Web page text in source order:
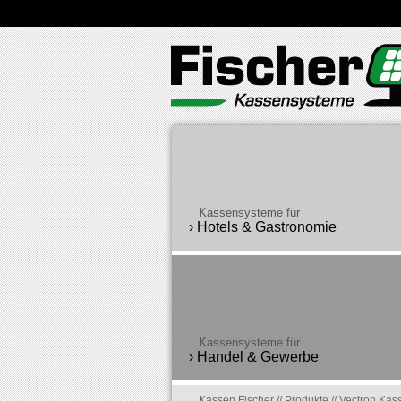
Kassensysteme für
› Hotels & Gastronomie
Kassensysteme für
› Handel & Gewerbe